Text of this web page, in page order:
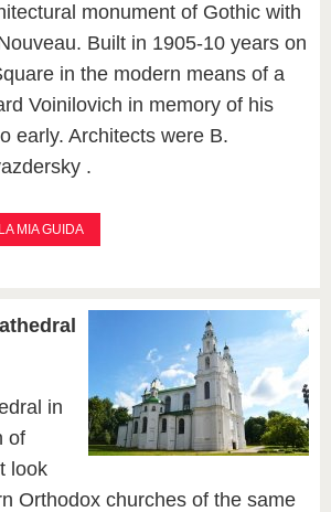
monument of Gothic with
Built in 1905-10 years on
in the modern means of a
Voinilovich in memory of his
early. Architects were B.
.
MIA GUIDA
in
of
look
Orthodox churches of the same